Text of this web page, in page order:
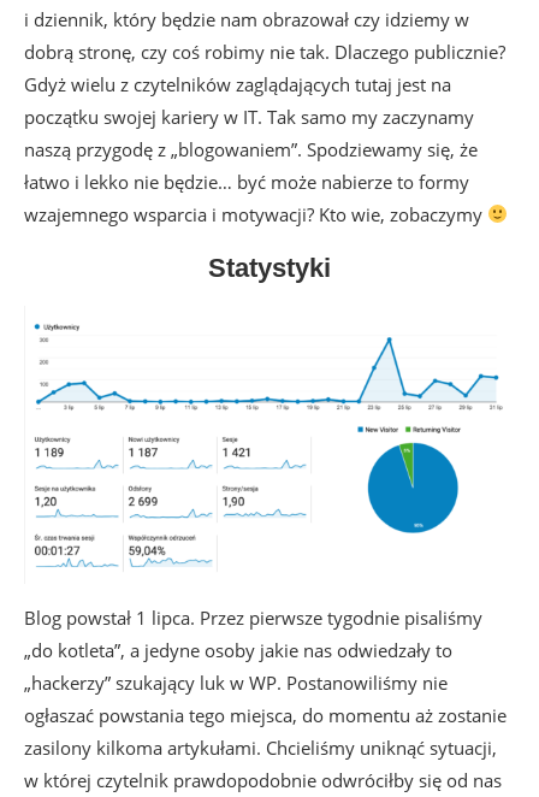
i dziennik, który będzie nam obrazował czy idziemy w
dobrą stronę, czy coś robimy nie tak. Dlaczego publicznie?
Gdyż wielu z czytelników zaglądających tutaj jest na
początku swojej kariery w IT. Tak samo my zaczynamy
naszą przygodę z „blogowaniem”. Spodziewamy się, że
łatwo i lekko nie będzie… być może nabierze to formy
wzajemnego wsparcia i motywacji? Kto wie, zobaczymy
Statystyki
Blog powstał 1 lipca. Przez pierwsze tygodnie pisaliśmy
„do kotleta”, a jedyne osoby jakie nas odwiedzały to
„hackerzy” szukający luk w WP. Postanowiliśmy nie
ogłaszać powstania tego miejsca, do momentu aż zostanie
zasilony kilkoma artykułami. Chcieliśmy uniknąć sytuacji,
w której czytelnik prawdopodobnie odwróciłby się od nas